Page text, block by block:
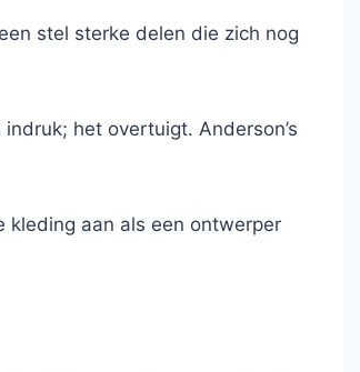
stel sterke delen die zich nog
het overtuigt. Anderson’s
kleding aan als een ontwerper